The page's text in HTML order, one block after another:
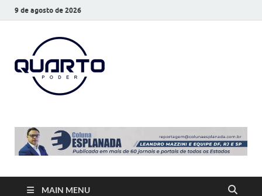
9 de agosto de 2026
MAIN MENU